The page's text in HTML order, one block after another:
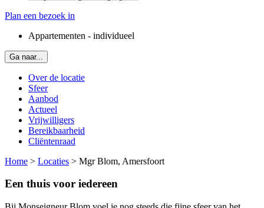
Plan een bezoek in
Appartementen - individueel
Ga naar...
Over de locatie
Sfeer
Aanbod
Actueel
Vrijwilligers
Bereikbaarheid
Cliëntenraad
Home > Locaties > Mgr Blom, Amersfoort
Een thuis voor iedereen